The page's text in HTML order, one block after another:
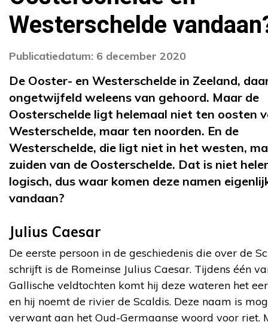
Westerschelde
Publicatiedatum: 6 december 2020
De Ooster- en Westerschelde in Zeeland,
ongetwijfeld weleens van gehoord. Maar de
Oosterschelde ligt helemaal niet ten oosten
Westerschelde, maar ten noorden. En de
Westerschelde, die ligt niet in het westen,
zuiden van de Oosterschelde. Dat is niet
logisch, dus waar komen deze namen
vandaan?
Julius Caesar
De eerste persoon in de geschiedenis die over de
schrijft is de Romeinse Julius Caesar. Tijdens één
Gallische veldtochten komt hij deze wateren het
en hij noemt de rivier de Scaldis. Deze naam is
verwant aan het Oud-Germaanse woord voor riet.